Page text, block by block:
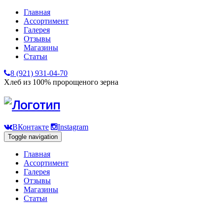
Главная
Ассортимент
Галерея
Отзывы
Магазины
Статьи
8 (921) 931-04-70
Хлеб из 100% пророщеного зерна
ВКонтакте Instagram
Toggle navigation
Главная
Ассортимент
Галерея
Отзывы
Магазины
Статьи